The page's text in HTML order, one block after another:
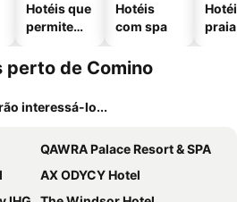
Hotéis que
permitem
Hotéis
com spa
praia
perto de Comino
interessá-lo...
QAWRA Palace Resort & SPA
AX ODYCY Hotel